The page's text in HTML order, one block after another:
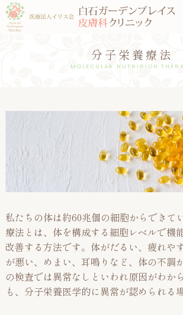
分子栄養療法
MOLECULAR NUTRIRION
私たちの体は約60兆個の細胞からできて
療法とは、体を構成する細胞レベルで機
改善する方法です。体がだるい、疲れや
が悪い、めまい、耳鳴りなど、体の不調
の検査では異常なしといわれ原因がわか
も、分子栄養医学的に異常が認められる